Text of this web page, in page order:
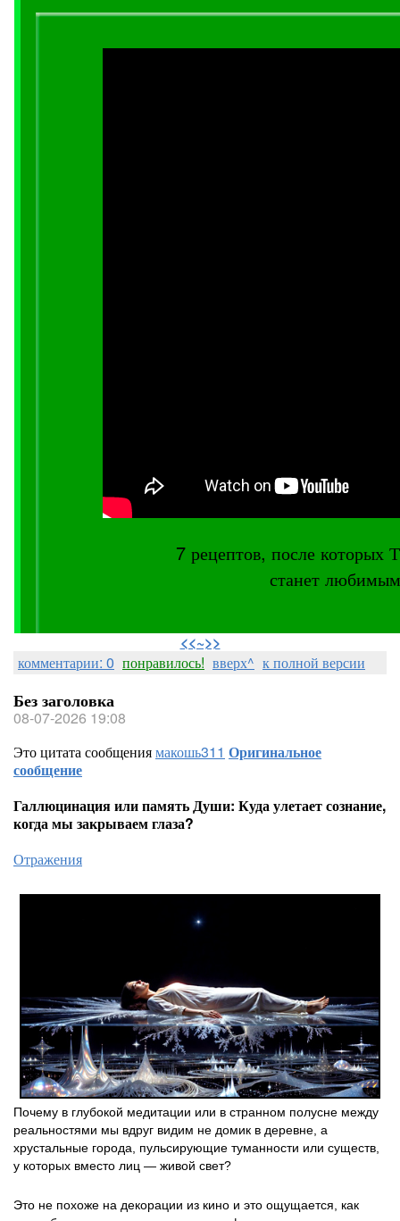
7 рецептов, после
станет
<<~>>
комментарии: 0 понравилось! вверх^ к полной версии
Без заголовка
08-07-2026 19:08
Это цитата сообщениямакошь311 Оригинальное
сообщение
Галлюцинация или память Души: Куда улетает сознание,
когда мы закрываем глаза?
Отражения
Почему в глубокой медитации или в странном полусне между
реальностями мы вдруг видим не домик в деревне, а
хрустальные города, пульсирующие туманности или существ,
у которых вместо лиц — живой свет?
Это не похоже на декорации из кино и это ощущается, как